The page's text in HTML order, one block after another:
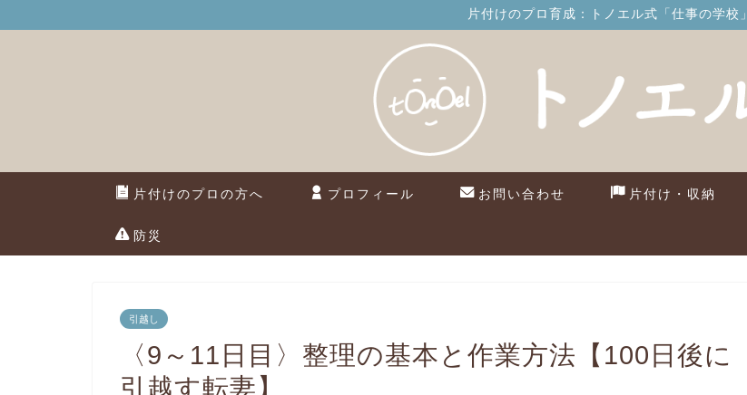
片付けのプロ育成：トノエル式「仕事の学校」
片付けのプロの方へ プロフィール お問い合わせ 片付け・収納
防災
引越し
〈9～11日目〉整理の基本と作業方法【100日後に
引越す転妻】